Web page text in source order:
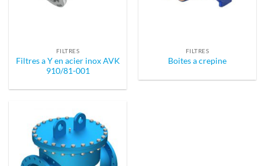
FILTRES
Filtres a Y en acier inox AVK
910/81-001
FILTRES
Boites a crepine